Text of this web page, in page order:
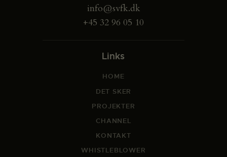
info@svfk.dk
+45 32 96 05 10
Links
HOME
DET SKER
PROJEKTER
CHANNEL
KONTAKT
WHISTLEBLOWER